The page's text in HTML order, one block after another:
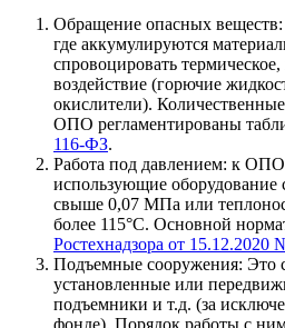
Обращение опасных
где аккумулируются
спровоцировать
воздействие (горючие
окислители).
ОПО регламентированы
116-ФЗ.
Работа под давлением: к ОПО
использующие
свыше 0,07 МПа или
более 115°C. Основной
Ростехнадзора от 15.12.2020
Подъемные сооружения: Это
установленные или
подъемники и т.д. (за